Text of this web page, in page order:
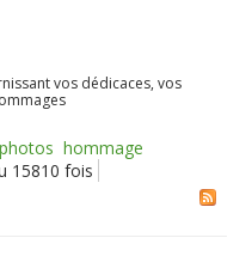
vos dédicaces, vos
photos hommage
15810 fois